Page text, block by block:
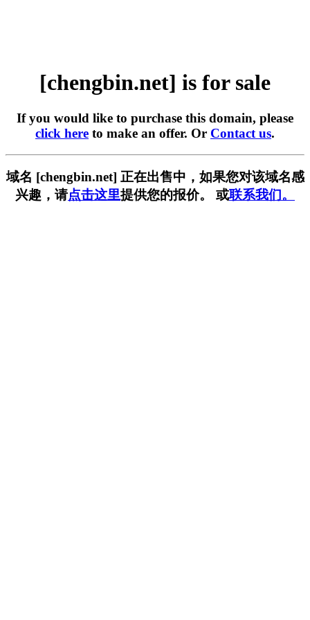
[chengbin.net] is for sale
If you would like to purchase this domain, please
click here to make an offer. Or Contact us.
域名 [chengbin.net] 正在出售中，如果您对该域名感
兴趣，请点击这里提供您的报价。 或联系我们。